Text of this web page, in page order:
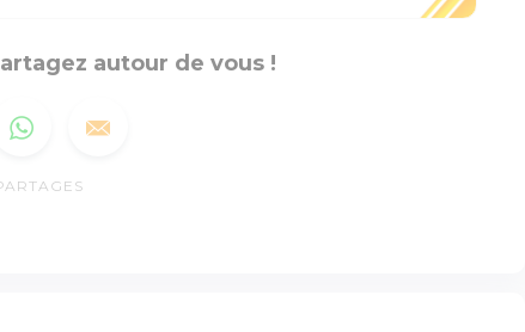
autour de vous !